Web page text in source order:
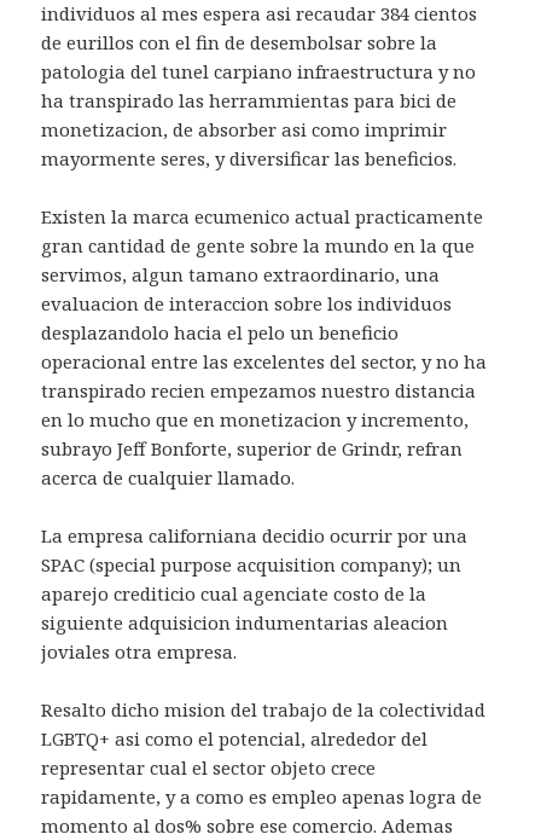
individuos al mes espera asi recaudar 384 cientos
de eurillos con el fin de desembolsar sobre la
patologia del tunel carpiano infraestructura y no
ha transpirado las herrammientas para bici de
monetizacion, de absorber asi como imprimir
mayormente seres, y diversificar las beneficios.
Existen la marca ecumenico actual practicamente
gran cantidad de gente sobre la mundo en la que
servimos, algun tamano extraordinario, una
evaluacion de interaccion sobre los individuos
desplazandolo hacia el pelo un beneficio
operacional entre las excelentes del sector, y no ha
transpirado recien empezamos nuestro distancia
en lo mucho que en monetizacion y incremento,
subrayo Jeff Bonforte, superior de Grindr, refran
acerca de cualquier llamado.
La empresa californiana decidio ocurrir por una
SPAC (special purpose acquisition company); un
aparejo crediticio cual agenciate costo de la
siguiente adquisicion indumentarias aleacion
joviales otra empresa.
Resalto dicho mision del trabajo de la colectividad
LGBTQ+ asi como el potencial, alrededor del
representar cual el sector objeto crece
rapidamente, y a como es empleo apenas logra de
momento al dos% sobre ese comercio. Ademas